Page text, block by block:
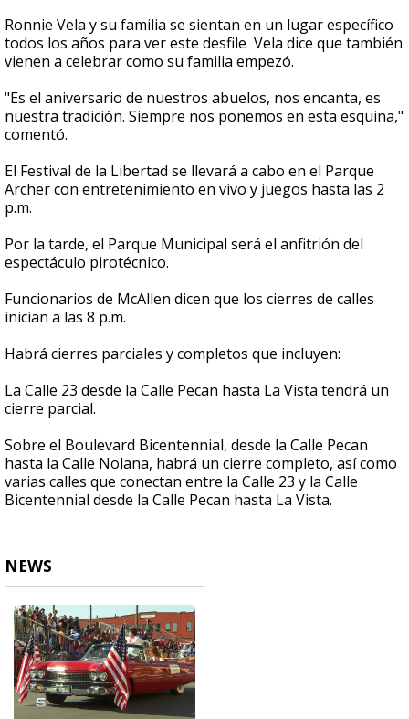
Ronnie Vela y su familia se sientan en un lugar específico
todos los años para ver este desfile Vela dice que también
vienen a celebrar como su familia empezó.
"Es el aniversario de nuestros abuelos, nos encanta, es
nuestra tradición. Siempre nos ponemos en esta esquina,"
comentó.
El Festival de la Libertad se llevará a cabo en el Parque
Archer con entretenimiento en vivo y juegos hasta las 2
p.m.
Por la tarde, el Parque Municipal será el anfitrión del
espectáculo pirotécnico.
Funcionarios de McAllen dicen que los cierres de calles
inician a las 8 p.m.
Habrá cierres parciales y completos que incluyen:
La Calle 23 desde la Calle Pecan hasta La Vista tendrá un
cierre parcial.
Sobre el Boulevard Bicentennial, desde la Calle Pecan
hasta la Calle Nolana, habrá un cierre completo, así como
varias calles que conectan entre la Calle 23 y la Calle
Bicentennial desde la Calle Pecan hasta La Vista.
NEWS